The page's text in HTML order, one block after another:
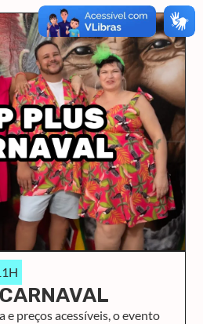
preços acessíveis, o evento